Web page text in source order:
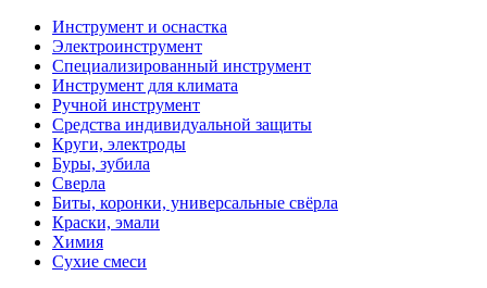
Инструмент и оснастка
Электроинструмент
Специализированный инструмент
Инструмент для климата
Ручной инструмент
Средства индивидуальной защиты
Круги, электроды
Буры, зубила
Сверла
Биты, коронки, универсальные свёрла
Краски, эмали
Химия
Сухие смеси